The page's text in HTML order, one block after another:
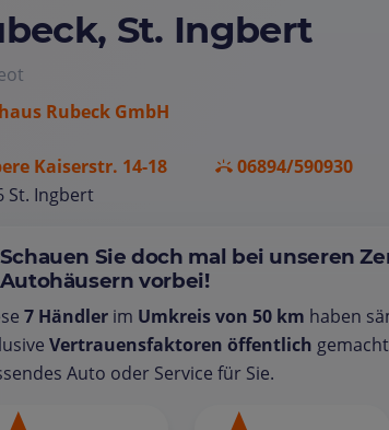
St. Ingbert
Rubeck GmbH
Kaiserstr. 14-18
St. Ingbert
06894/590930
Schauen Sie doch mal bei unseren
Autohäusern vorbei!
7 Händler im Umkreis von 50 km haben
Vertrauensfaktoren öffentlich
Auto oder Service für Sie.